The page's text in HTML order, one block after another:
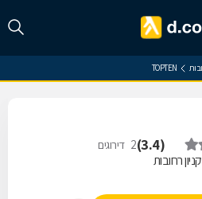
TOPTEN
(
3.4
)
2 דירוגים